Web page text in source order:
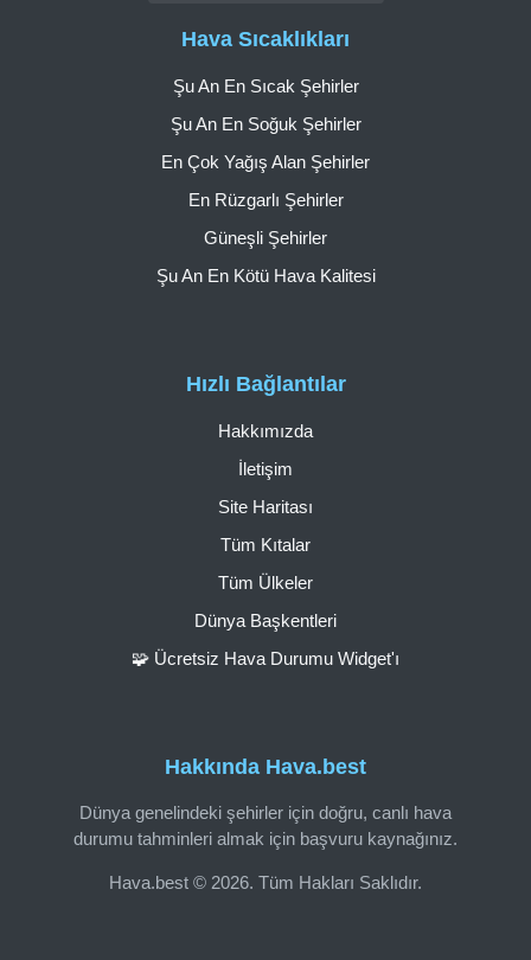
Hakkında Hava.best
Dünya genelindeki şehirler için doğru, canlı hava
durumu tahminleri almak için başvuru kaynağınız.
Hava.best © 2026. Tüm Hakları Saklıdır.
Hızlı Bağlantılar
Hakkımızda
İletişim
Site Haritası
Tüm Kıtalar
Tüm Ülkeler
Dünya Başkentleri
🧩 Ücretsiz Hava Durumu Widget'ı
Hava Sıcaklıkları
Şu An En Sıcak Şehirler
Şu An En Soğuk Şehirler
En Çok Yağış Alan Şehirler
En Rüzgarlı Şehirler
Güneşli Şehirler
Şu An En Kötü Hava Kalitesi